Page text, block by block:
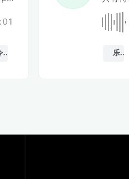
令人振奋 乐观的